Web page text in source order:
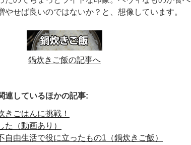
やせば良いのではないか？と、想像しています。
鍋炊きご飯の記事へ
連しているほかの記事:
きごはんに挑戦！
た（動画あり）
自由生活で役に立ったもの1（鍋炊きご飯）